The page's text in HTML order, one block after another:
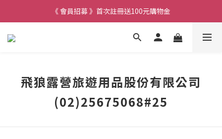
《 會員招募 》首次註冊送100元購物金
飛狼露營旅遊用品股份有限公司
(02)25675068#25